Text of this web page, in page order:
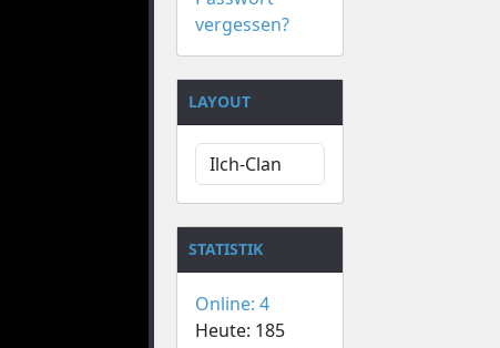
vergessen?
LAYOUT
STATISTIK
Online: 4
Heute: 185